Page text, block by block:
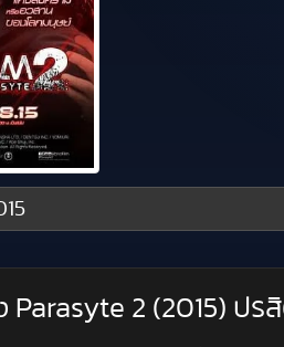
Parasyte 2 (2015) ปร